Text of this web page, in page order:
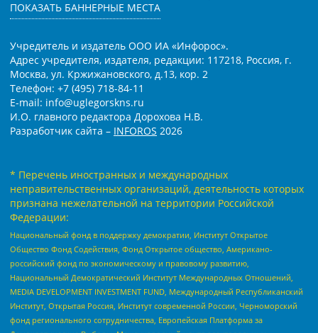
ПОКАЗАТЬ БАННЕРНЫЕ МЕСТА
Учредитель и издатель ООО ИА «Инфорос».
Адрес учредителя, издателя, редакции: 117218, Россия, г.
Москва, ул. Кржижановского, д.13, кор. 2
Телефон: +7 (495) 718-84-11
E-mail: info@uglegorskns.ru
И.О. главного редактора Дорохова Н.В.
Разработчик сайта – INFOROS 2026
* Перечень иностранных и международных
неправительственных организаций, деятельность которых
признана нежелательной на территории Российской
Федерации:
Национальный фонд в поддержку демократии, Институт Открытое
Общество Фонд Содействия, Фонд Открытое общество, Американо-
российский фонд по экономическому и правовому развитию,
Национальный Демократический Институт Международных Отношений,
MEDIA DEVELOPMENT INVESTMENT FUND, Международный Республиканский
Институт, Открытая Россия, Институт современной России, Черноморский
фонд регионального сотрудничества, Европейская Платформа за